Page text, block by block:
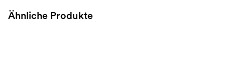
Ähnliche Produkte